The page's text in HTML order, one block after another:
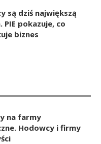
są dziś największą
pokazuje, co
biznes
na farmy
Hodowcy i firmy